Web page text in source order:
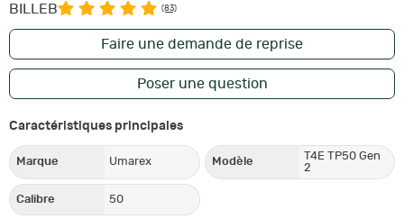
BILLEB (83)
Faire une demande de reprise
Poser une question
Caractéristiques principales
Marque Umarex Modèle
T4E TP50 Gen
2
Calibre 50